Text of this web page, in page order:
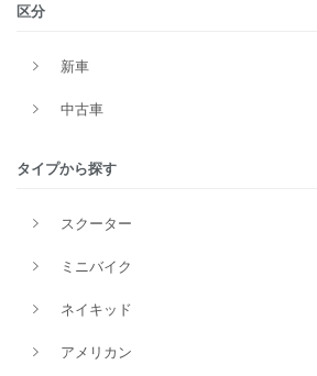
区分
新車
中古車
タイプから探す
スクーター
ミニバイク
ネイキッド
アメリカン
メーカー
価格